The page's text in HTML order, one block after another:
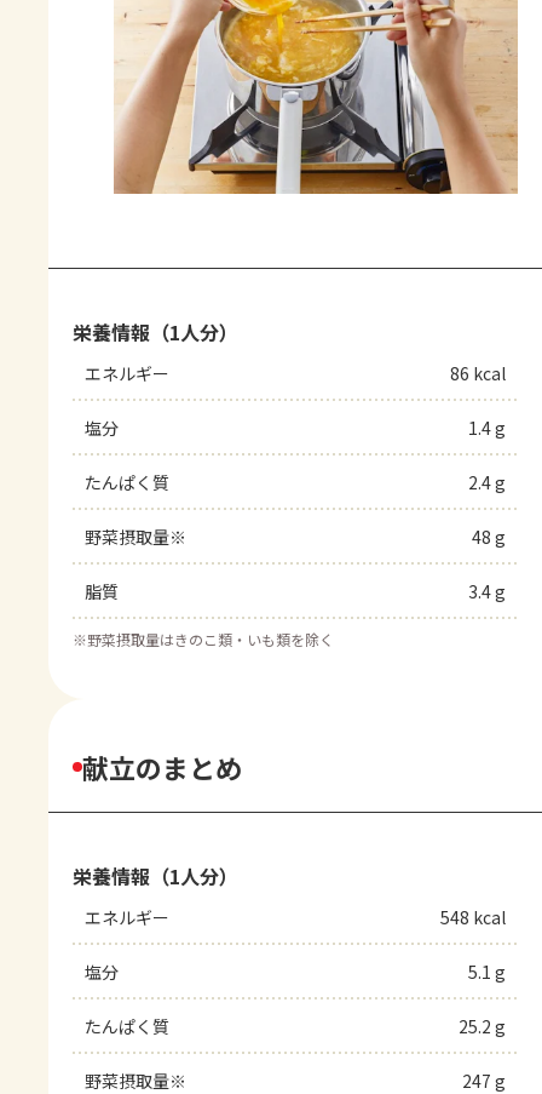
栄養情報（1人分）
エネルギー 86 kcal
塩分 1.4 g
たんぱく質 2.4 g
野菜摂取量※ 48 g
脂質 3.4 g
※野菜摂取量はきのこ類・いも類を除く
献立のまとめ
栄養情報（1人分）
エネルギー 548 kcal
塩分 5.1 g
たんぱく質 25.2 g
野菜摂取量※ 247 g